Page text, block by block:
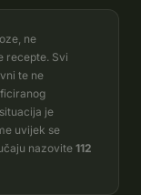
ne
recepte. Svi
te ne
je
uvijek se
nazovite 112